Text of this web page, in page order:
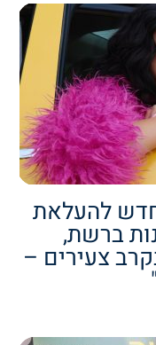
להעלאת
ברשת,
צעירים –